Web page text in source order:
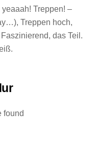
Treppen! –
Treppen hoch,
das Teil.
found